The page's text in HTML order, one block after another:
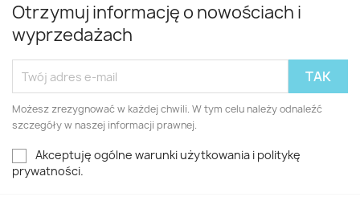
Otrzymuj informację o nowościach i
wyprzedażach
Możesz zrezygnować w każdej chwili. W tym celu należy odnaleźć
szczegóły w naszej informacji prawnej.
Akceptuję ogólne warunki użytkowania i politykę
prywatności.